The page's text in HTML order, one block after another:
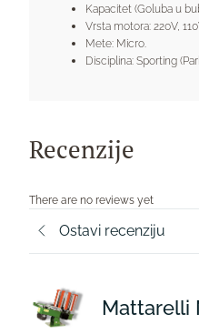
Kapacitet (Goluba u
Vrsta motora: 220V,
Mete: Micro.
Disciplina: Sporting
Recenzije
There are no reviews yet
Ostavi recenziju
Mattarelli